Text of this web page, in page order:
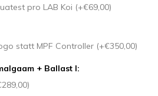
pro LAB Koi (+€69,00)
statt MPF Controller (+€350,00)
+ Ballast I: